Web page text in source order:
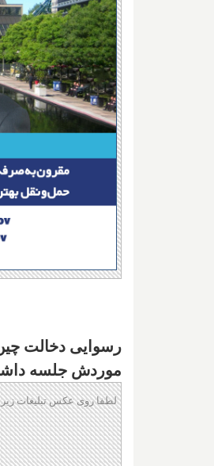
رسوایی دخالت
موردش جلسه
لطفا روی عکس تبلیغات زیر